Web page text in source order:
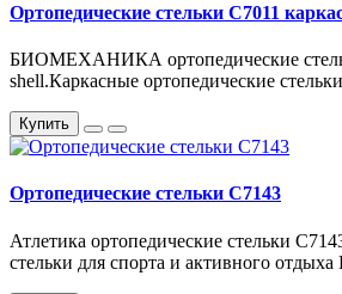
Ортопедические стельки С7011
БИОМЕХАНИКА ортопедические
shell.Каркасные ортопедические
Купить
Ортопедические стельки С7143
Атлетика ортопедические стельки
стельки для спорта и активного